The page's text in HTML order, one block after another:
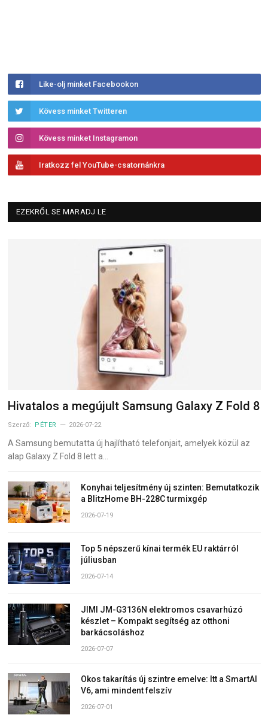
Like-olj minket Facebookon
Kövess minket Twitteren
Kövess minket Instagramon
Iratkozz fel YouTube-csatornánkra
EZEKRŐL SE MARADJ LE
Hivatalos a megújult Samsung Galaxy Z Fold 8
Szerző: PÉTER 2026-07-22
A Samsung bemutatta új hajlítható telefonjait, amelyek közül az
alap Galaxy Z Fold 8 lett a…
Konyhai teljesítmény új szinten: Bemutatkozik
a BlitzHome BH-228C turmixgép
2026-07-19
Top 5 népszerű kínai termék EU raktárról
júliusban
2026-07-14
JIMI JM-G3136N elektromos csavarhúzó
készlet – Kompakt segítség az otthoni
barkácsoláshoz
2026-07-07
Okos takarítás új szintre emelve: Itt a SmartAI
V6, ami mindent felszív
2026-07-01